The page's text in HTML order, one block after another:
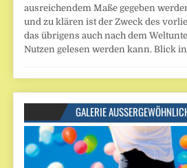
ausreichendem Maße gegeben
und zu klären ist der Zweck des
das übrigens auch nach dem
Nutzen gelesen werden kann. Blick
GALERIE